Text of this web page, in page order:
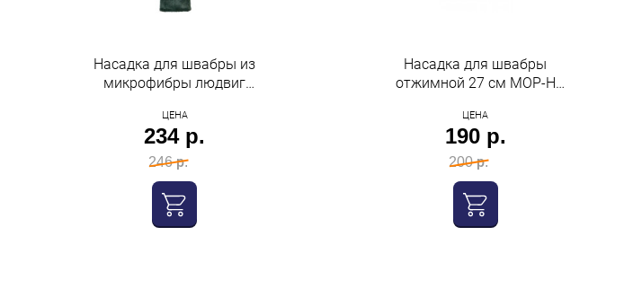
Насадка для швабры из
микрофибры людвиг
House
ЦЕНА
234 р.
246 р.
Насадка для швабры
отжимной 27 см MOP-H
ЦЕНА
190 р.
200 р.